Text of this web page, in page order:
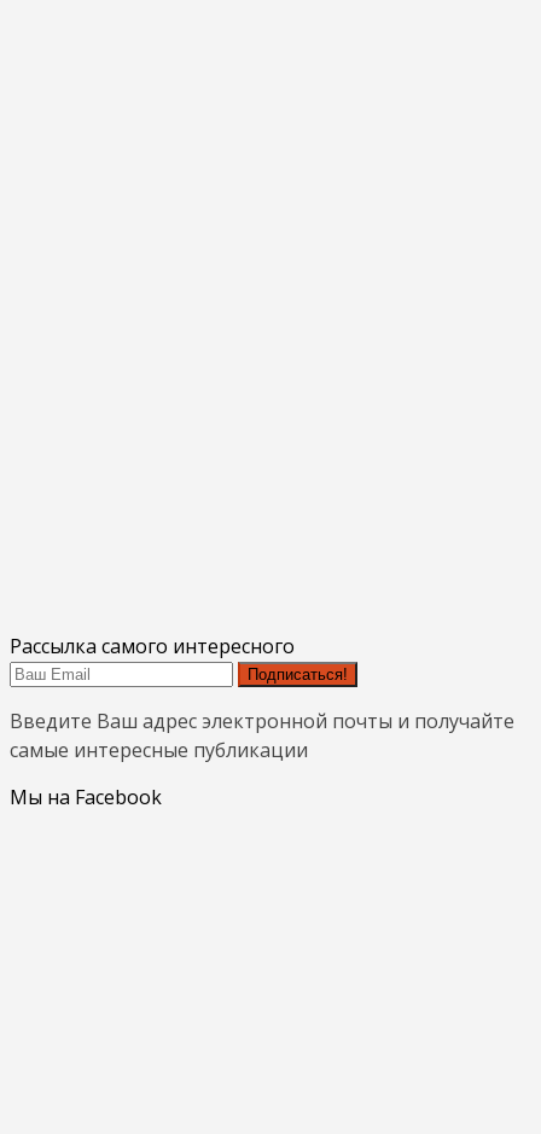
Рассылка самого интересного
Подписаться!
Введите Ваш адрес электронной почты и получайте
самые интересные публикации
Мы на Facebook